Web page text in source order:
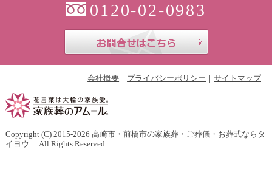
0120-02-0983
会社概要 プライバシーポリシー サイトマップ
Copyright (C) 2015-2026 高崎市・前橋市の家族葬・ご葬儀・お葬式ならタ
イヨウ ｜ All Rights Reserved.